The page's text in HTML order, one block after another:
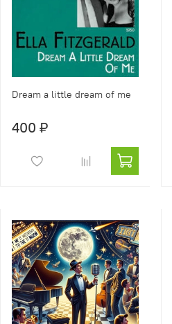
Dream a little dream of me
400 ₽